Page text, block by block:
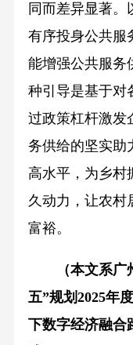
同而差异显著。
有序投身公共服
能增强公共服务
种引导是基于对
过政策杠杆激发
务供给的坚实助
高水平，为乡村
久动力，让农村
富裕。
（本文系
五”规划2025年
下数字经济融